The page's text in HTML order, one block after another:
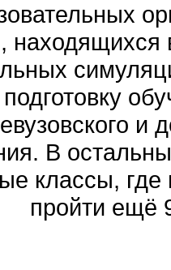
и
В
классы,
пройти ещё